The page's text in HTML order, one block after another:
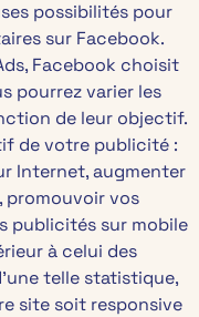
possibilités pour
sur Facebook.
Facebook choisit
pourrez varier les
de leur objectif.
de votre publicité :
Internet, augmenter
promouvoir vos
publicités sur mobile
à celui des
telle statistique,
site soit responsive